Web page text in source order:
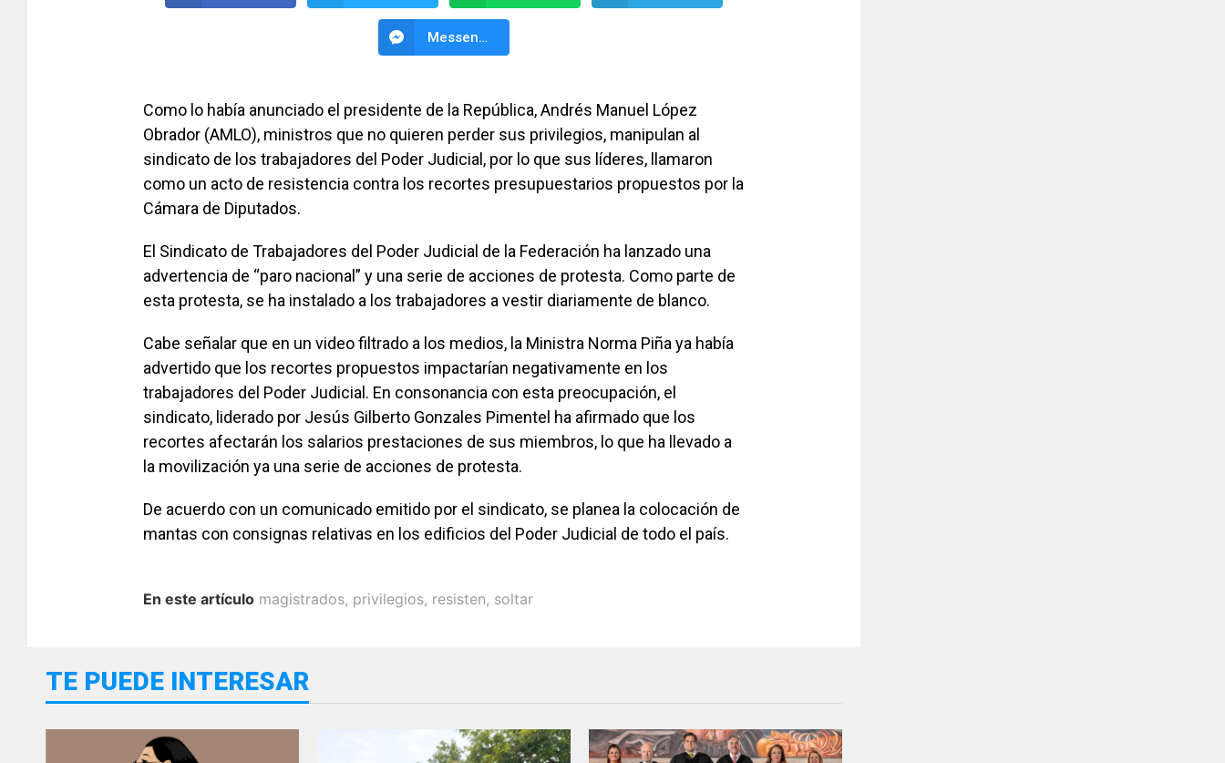
Messenger
Como lo había anunciado el presidente de la República, Andrés Manuel López
Obrador (AMLO), ministros que no quieren perder sus privilegios, manipulan al
sindicato de los trabajadores del Poder Judicial, por lo que sus líderes, llamaron
como un acto de resistencia contra los recortes presupuestarios propuestos por la
Cámara de Diputados.
El Sindicato de Trabajadores del Poder Judicial de la Federación ha lanzado una
advertencia de “paro nacional” y una serie de acciones de protesta. Como parte de
esta protesta, se ha instalado a los trabajadores a vestir diariamente de blanco.
Cabe señalar que en un video filtrado a los medios, la Ministra Norma Piña ya había
advertido que los recortes propuestos impactarían negativamente en los
trabajadores del Poder Judicial. En consonancia con esta preocupación, el
sindicato, liderado por Jesús Gilberto Gonzales Pimentel ha afirmado que los
recortes afectarán los salarios prestaciones de sus miembros, lo que ha llevado a
la movilización ya una serie de acciones de protesta.
De acuerdo con un comunicado emitido por el sindicato, se planea la colocación de
mantas con consignas relativas en los edificios del Poder Judicial de todo el país.
En este artículo magistrados, privilegios, resisten, soltar
TE PUEDE INTERESAR